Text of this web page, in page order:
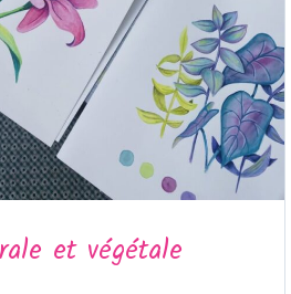
et végétale